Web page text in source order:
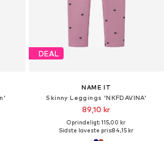
DEAL
NAME IT
Skinny Leggings 'NKFDAVINA'
89,10 kr
Oprindeligt: 115,00 kr
Sidste laveste pris:84,15 kr